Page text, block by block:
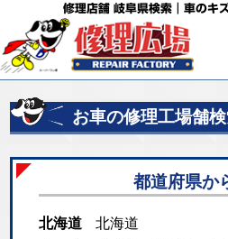
修理店舗 岐阜県検索｜車のキ
お車の修理工場舗
都道府県か
北海道
北海道